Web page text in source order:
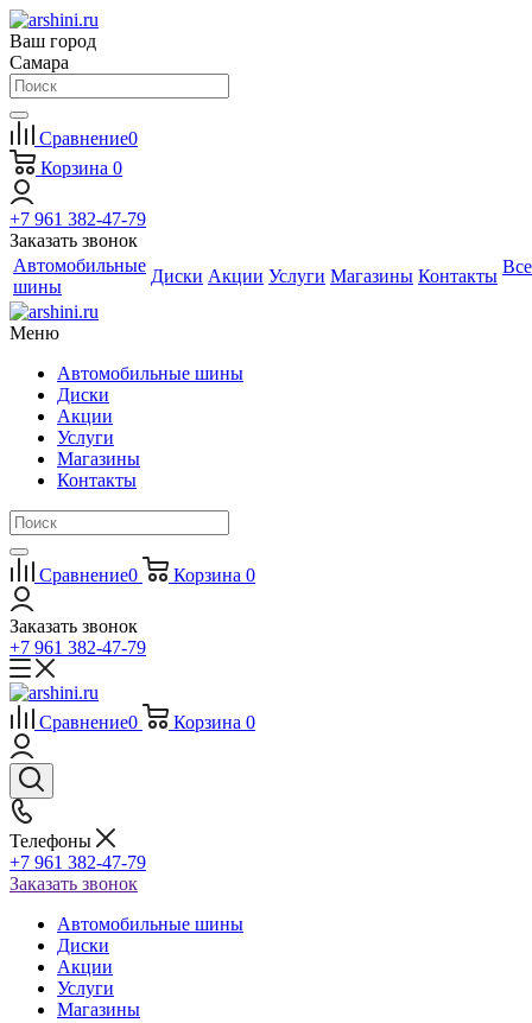
Ваш город
Самара
Сравнение0
Корзина 0
+7 961 382-47-79
Заказать звонок
Автомобильные
шины
Диски Акции Услуги Магазины Контакты Все
Меню
Автомобильные шины
Диски
Акции
Услуги
Магазины
Контакты
Сравнение0 Корзина 0
Заказать звонок
+7 961 382-47-79
Сравнение0 Корзина 0
Телефоны
+7 961 382-47-79
Заказать звонок
Автомобильные шины
Диски
Акции
Услуги
Магазины